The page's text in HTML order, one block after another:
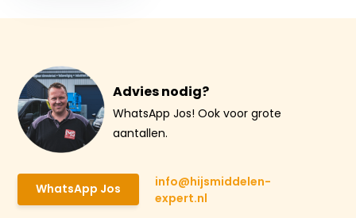
Advies nodig?
WhatsApp Jos! Ook voor grote
aantallen.
WhatsApp Jos
info@hijsmiddelen-
expert.nl